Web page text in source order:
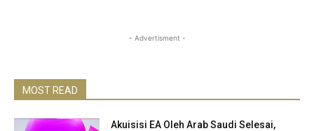
- Advertisment -
MOST READ
Akuisisi EA Oleh Arab Saudi Selesai,